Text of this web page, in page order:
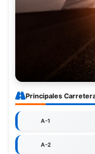
Principales
A-1
A-2